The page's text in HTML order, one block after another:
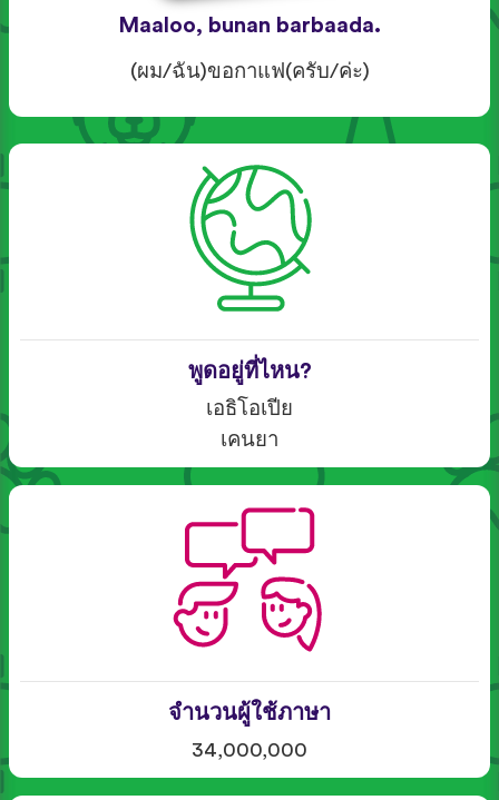
Maaloo, bunan barbaada.
(ผม/ฉัน)ขอกาแฟ(ครับ/ค่ะ)
พูดอยู่ที่ไหน?
เอธิโอเปีย
เคนยา
จำนวนผู้ใช้ภาษา
34,000,000